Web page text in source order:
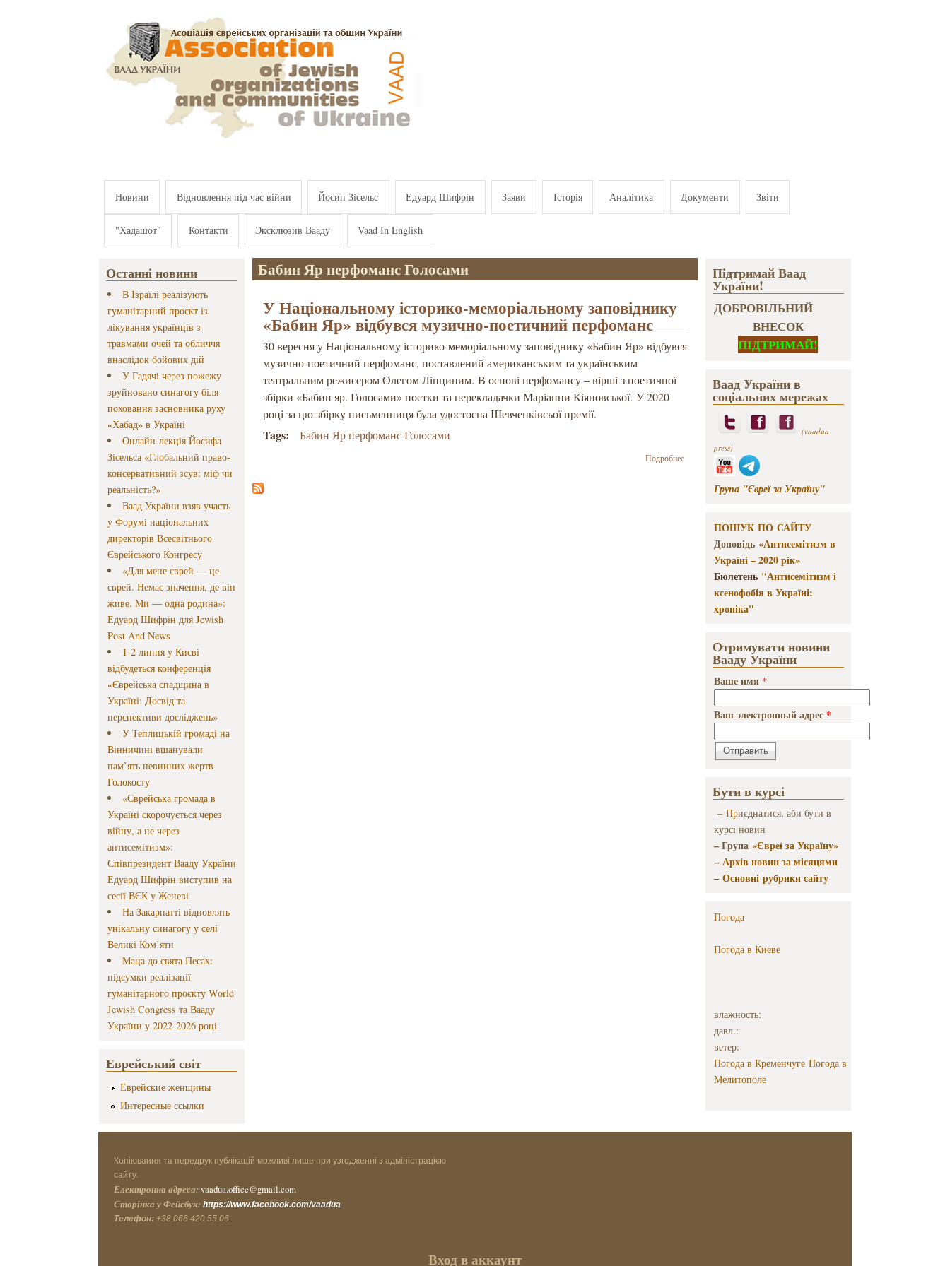
Новини Відновлення під час війни Йосип Зісельс Едуард Шифрін Заяви Історія Аналітика Документи Звіти
"Хадашот" Контакти Эксклюзив Вааду Vaad In English
Останні новини
В Ізраїлі реалізують
гуманітарний проєкт із
лікування українців з
травмами очей та обличчя
внаслідок бойових дій
У Гадячі через пожежу
зруйновано синагогу біля
поховання засновника руху
«Хабад» в Україні
Онлайн-лекція Йосифа
Зісельса «Глобальний право-
консервативний зсув: міф чи
реальність?»
Ваад України взяв участь
у Форумі національних
директорів Всесвітнього
Єврейського Конгресу
«Для мене єврей — це
єврей. Немає значення, де він
живе. Ми — одна родина»:
Едуард Шифрін для Jewish
Post And News
1-2 липня у Києві
відбудеться конференція
«Єврейська спадщина в
Україні: Досвід та
перспективи досліджень»
У Теплицькій громаді на
Вінничині вшанували
пам’ять невинних жертв
Голокосту
«Єврейська громада в
Україні скорочується через
війну, а не через
антисемітизм»:
Співпрезидент Вааду України
Едуард Шифрін виступив на
сесії ВЄК у Женеві
На Закарпатті відновлять
унікальну синагогу у селі
Великі Ком’яти
Маца до свята Песах:
підсумки реалізації
гуманітарного проєкту World
Jewish Congress та Вааду
України у 2022-2026 році
Еврейський світ
Еврейские женщины
Интересные ссылки
Бабин Яр перфоманс Голосами
У Національному історико-меморіальному заповіднику
«Бабин Яр» відбувся музично-поетичний перфоманс
30 вересня у Національному історико-меморіальному заповіднику «Бабин Яр» відбувся
музично-поетичний перфоманс, поставлений американським та українським
театральним режисером Олегом Ліпциним. В основі перфомансу – вірші з поетичної
збірки «Бабин яр. Голосами» поетки та перекладачки Маріанни Кіяновської. У 2020
році за цю збірку письменниця була удостоєна Шевченківсьої премії.
Tags: Бабин Яр перфоманс Голосами
Подробнеео У
Національному
меморіальному
відбувся
музично-
поетичний
Підтримай Ваад
України!
ДОБРОВІЛЬНИЙ
ВНЕСОК
ПІДТРИМАЙ!
Ваад України в
соціальних мережах
(vaadua
press)
Група "Євреї за Україну"
ПОШУК ПО САЙТУ
Доповідь «Антисемітизм в
Україні – 2020 рік»
Бюлетень "Антисемітизм і
ксенофобія в Україні:
хроніка"
Отримувати новини
Вааду України
Ваше имя *
Ваш электронный адрес *
Бути в курсі
– Приєднатися, аби бути в
курсі новин
– Група «Євреї за Україну»
–Архів новин за місяцями
–Основні рубрики сайту
Погода
Погода в Киеве
влажность:
давл.:
ветер:
Погода в Кременчуге Погода в
Мелитополе
Копіювання та передрук публікацій можливі лише при узгодженні з адміністрацією
сайту.
Електронна адреса: vaadua.office@gmail.com
Сторінка у Фейсбук: https://www.facebook.com/vaadua
Телефон: +38 066 420 55 06.
Вход в аккаунт